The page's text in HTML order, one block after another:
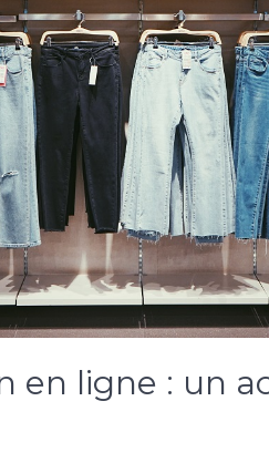
en ligne : un